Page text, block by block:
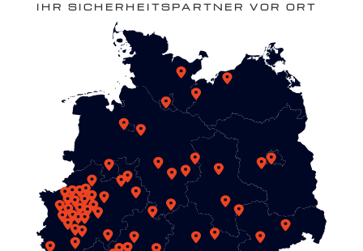
IHR SICHERHEITSPARTNER VOR ORT